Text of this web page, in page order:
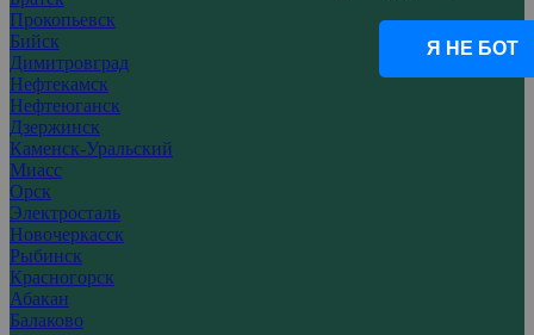
Прокопьевск
Бийск
Димитровград
Нефтекамск
Нефтеюганск
Дзержинск
Каменск-Уральский
Миасс
Орск
Электросталь
Новочеркасск
Рыбинск
Красногорск
Абакан
Балаково
Я НЕ БОТ